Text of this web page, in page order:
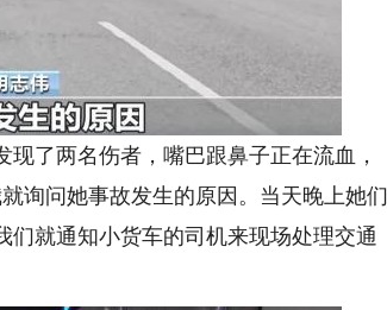
现了两名伤者，嘴巴跟鼻子正在流血，
询问她事故发生的原因。当天晚上她们
就通知小货车的司机来现场处理交通